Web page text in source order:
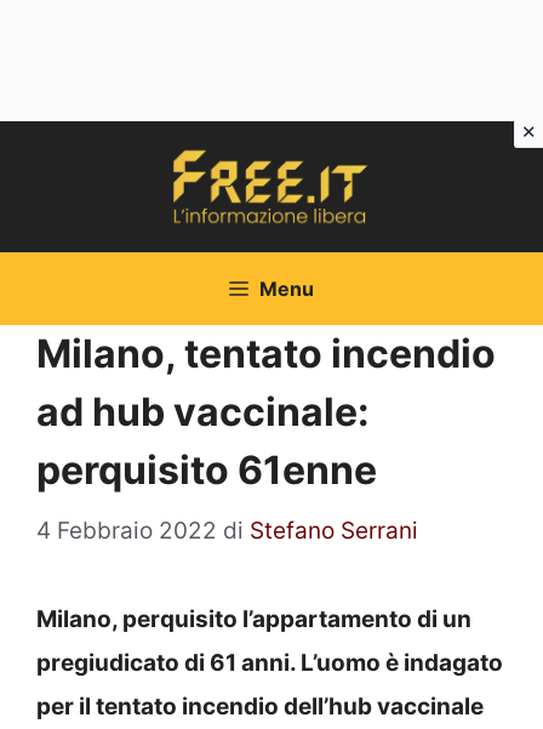
Menu
Milano, tentato incendio
ad hub vaccinale:
perquisito 61enne
4 Febbraio 2022 di Stefano Serrani
Milano, perquisito l’appartamento di un
pregiudicato di 61 anni. L’uomo è indagato
per il tentato incendio dell’hub vaccinale